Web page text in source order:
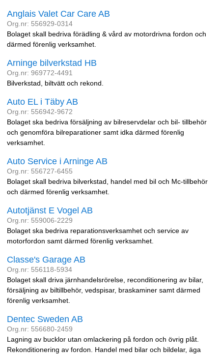
Anglais Valet Car Care AB
Org.nr: 556929-0314
Bolaget skall bedriva förädling & vård av motordrivna fordon och
därmed förenlig verksamhet.
Arninge bilverkstad HB
Org.nr: 969772-4491
Bilverkstad, biltvätt och rekond.
Auto EL i Täby AB
Org.nr: 556942-9672
Bolaget ska bedriva försäljning av bilreservdelar och bil- tillbehör
och genomföra bilreparationer samt idka därmed förenlig
verksamhet.
Auto Service i Arninge AB
Org.nr: 556727-6455
Bolaget skall bedriva bilverkstad, handel med bil och Mc-tillbehör
och därmed förenlig verksamhet.
Autotjänst E Vogel AB
Org.nr: 559006-2229
Bolaget ska bedriva reparationsverksamhet och service av
motorfordon samt därmed förenlig verksamhet.
Classe's Garage AB
Org.nr: 556118-5934
Bolaget skall driva järnhandelsrörelse, reconditionering av bilar,
försäljning av biltillbehör, vedspisar, braskaminer samt därmed
förenlig verksamhet.
Dentec Sweden AB
Org.nr: 556680-2459
Lagning av bucklor utan omlackering på fordon och övrig plåt.
Rekonditionering av fordon. Handel med bilar och bildelar, äga